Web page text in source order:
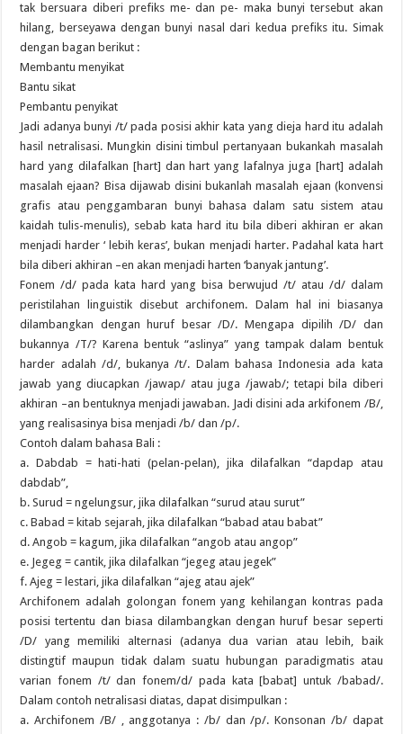
tak bersuara diberi prefiks me- dan pe- maka bunyi tersebut akan
hilang, berseyawa dengan bunyi nasal dari kedua prefiks itu. Simak
dengan bagan berikut :
Membantu menyikat
Bantu sikat
Pembantu penyikat
Jadi adanya bunyi /t/ pada posisi akhir kata yang dieja hard itu adalah
hasil netralisasi. Mungkin disini timbul pertanyaan bukankah masalah
hard yang dilafalkan [hart] dan hart yang lafalnya juga [hart] adalah
masalah ejaan? Bisa dijawab disini bukanlah masalah ejaan (konvensi
grafis atau penggambaran bunyi bahasa dalam satu sistem atau
kaidah tulis-menulis), sebab kata hard itu bila diberi akhiran er akan
menjadi harder ‘ lebih keras’, bukan menjadi harter. Padahal kata hart
bila diberi akhiran –en akan menjadi harten ‘banyak jantung’.
Fonem /d/ pada kata hard yang bisa berwujud /t/ atau /d/ dalam
peristilahan linguistik disebut archifonem. Dalam hal ini biasanya
dilambangkan dengan huruf besar /D/. Mengapa dipilih /D/ dan
bukannya /T/? Karena bentuk “aslinya” yang tampak dalam bentuk
harder adalah /d/, bukanya /t/. Dalam bahasa Indonesia ada kata
jawab yang diucapkan /jawap/ atau juga /jawab/; tetapi bila diberi
akhiran –an bentuknya menjadi jawaban. Jadi disini ada arkifonem /B/,
yang realisasinya bisa menjadi /b/ dan /p/.
Contoh dalam bahasa Bali :
a. Dabdab = hati-hati (pelan-pelan), jika dilafalkan “dapdap atau
dabdab”,
b. Surud = ngelungsur, jika dilafalkan “surud atau surut”
c. Babad = kitab sejarah, jika dilafalkan “babad atau babat”
d. Angob = kagum, jika dilafalkan “angob atau angop”
e. Jegeg = cantik, jika dilafalkan “jegeg atau jegek”
f. Ajeg = lestari, jika dilafalkan “ajeg atau ajek”
Archifonem adalah golongan fonem yang kehilangan kontras pada
posisi tertentu dan biasa dilambangkan dengan huruf besar seperti
/D/ yang memiliki alternasi (adanya dua varian atau lebih, baik
distingtif maupun tidak dalam suatu hubungan paradigmatis atau
varian fonem /t/ dan fonem/d/ pada kata [babat] untuk /babad/.
Dalam contoh netralisasi diatas, dapat disimpulkan :
a. Archifonem /B/ , anggotanya : /b/ dan /p/. Konsonan /b/ dapat